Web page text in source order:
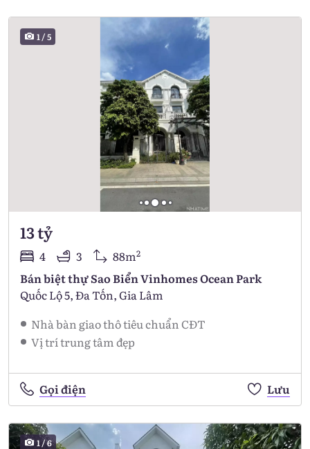
1/5
13 tỷ
4 3 88m2
Bán biệt thự Sao Biển Vinhomes Ocean Park
Quốc Lộ 5, Đa Tốn, Gia Lâm
Nhà bàn giao thô tiêu chuẩn CĐT
Vị trí trung tâm đẹp
Gọi điện Lưu
1/6